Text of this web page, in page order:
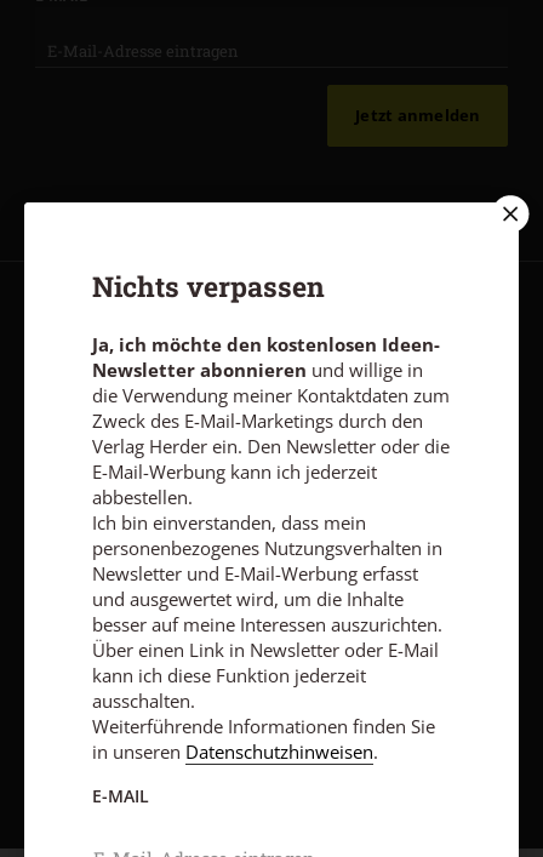
Jetzt anmelden
Impressum
Vertrag widerrufen Abo online kündigen
Nach oben
Nichts verpassen
Ja, ich möchte den kostenlosen Ideen-
Newsletter abonnieren und willige in
die Verwendung meiner Kontaktdaten zum
Zweck des E-Mail-Marketings durch den
Verlag Herder ein. Den Newsletter oder die
E-Mail-Werbung kann ich jederzeit
abbestellen.
Ich bin einverstanden, dass mein
personenbezogenes Nutzungsverhalten in
Newsletter und E-Mail-Werbung erfasst
und ausgewertet wird, um die Inhalte
besser auf meine Interessen auszurichten.
Über einen Link in Newsletter oder E-Mail
kann ich diese Funktion jederzeit
ausschalten.
Weiterführende Informationen finden Sie
in unseren Datenschutzhinweisen.
E-MAIL